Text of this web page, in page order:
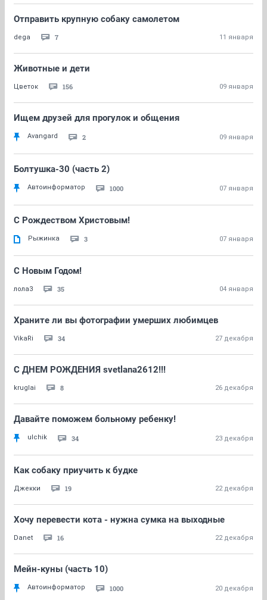
Отправить крупную собаку самолетом
dega 7 11 января
Животные и дети
Цветок 156 09 января
Ищем друзей для прогулок и общения
Avangard 2 09 января
Болтушка-30 (часть 2)
Автоинформатор 1000 07 января
С Рождеством Христовым!
Рыжинка 3 07 января
С Новым Годом!
лола3 35 04 января
Храните ли вы фотографии умерших любимцев
VikaRi 34 27 декабря
С ДНЕМ РОЖДЕНИЯ svetlana2612!!!
kruglai 8 26 декабря
Давайте поможем больному ребенку!
ulchik 34 23 декабря
Как собаку приучить к будке
Джекки 19 22 декабря
Хочу перевести кота - нужна сумка на выходные
Danet 16 22 декабря
Мейн-куны (часть 10)
Автоинформатор 1000 20 декабря